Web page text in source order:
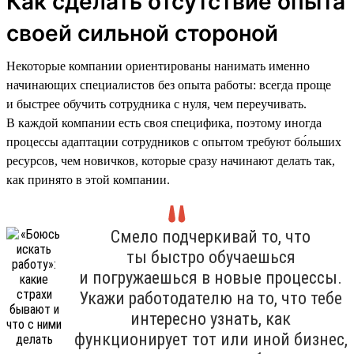
своей сильной стороной
Некоторые компании ориентированы нанимать именно
начинающих специалистов без опыта работы: всегда проще
и быстрее обучить сотрудника с нуля, чем переучивать.
В каждой компании есть своя специфика, поэтому иногда
процессы адаптации сотрудников с опытом требуют бо́льших
ресурсов, чем новичков, которые сразу начинают делать так,
как принято в этой компании.
Смело подчеркивай то, что
ты быстро обучаешься
и погружаешься в новые процессы.
Укажи работодателю на то, что тебе
интересно узнать, как
функционирует тот или иной бизнес,